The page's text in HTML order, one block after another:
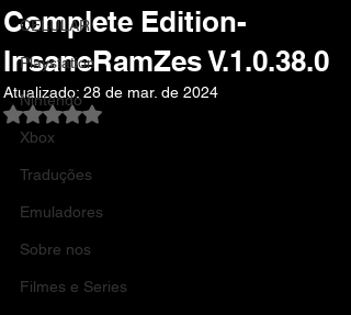
CELULAR
Playstation
Nintendo
Xbox
Traduções
Emuladores
Sobre nos
Filmes e Series
Complete Edition-
InsaneRamZes V.1.0.38.0
Atualizado: 28 de mar. de 2024
Avaliado com NaN de 5 estrelas.